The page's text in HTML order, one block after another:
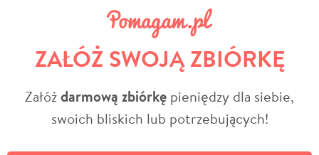
ZAŁÓŻ SWOJĄ ZBIÓRKĘ
Załóżdarmową zbiórkę pieniędzy dla siebie,
swoich bliskich lub potrzebujących!